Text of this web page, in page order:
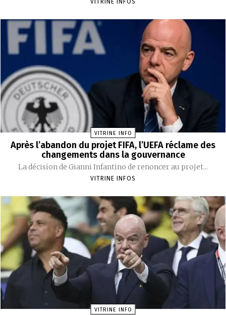
VITRINE INFOS
VITRINE INFO
Après l’abandon du projet FIFA, l’UEFA réclame des
changements dans la gouvernance
La décision de Gianni Infantino de renoncer au projet...
VITRINE INFOS
VITRINE INFO